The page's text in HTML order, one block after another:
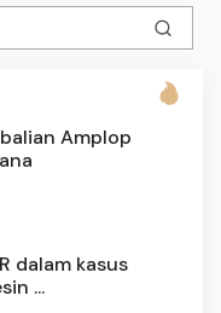
Amplop
dalam kasus
...